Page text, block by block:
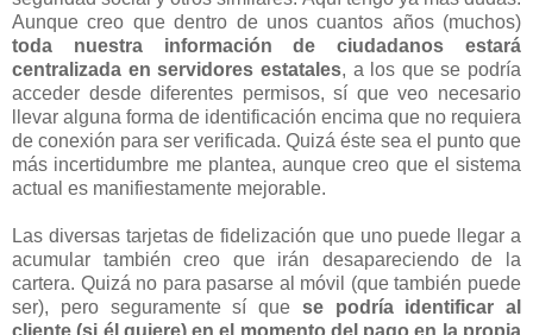
Aunque creo que dentro de unos cuantos años (muchos)
toda nuestra información de ciudadanos estará
centralizada en servidores estatales, a los que se podría
acceder desde diferentes permisos, sí que veo necesario
llevar alguna forma de identificación encima que no requiera
de conexión para ser verificada. Quizá éste sea el punto que
más incertidumbre me plantea, aunque creo que el sistema
actual es manifiestamente mejorable.
Las diversas tarjetas de fidelización que uno puede llegar a
acumular también creo que irán desapareciendo de la
cartera. Quizá no para pasarse al móvil (que también puede
ser), pero seguramente sí que se podría identificar al
cliente (si él quiere) en el momento del pago en la propia